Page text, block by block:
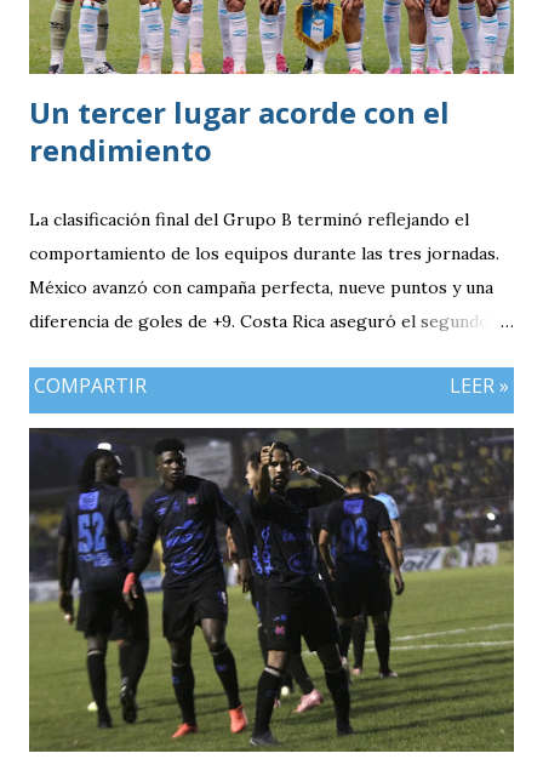
Un tercer lugar acorde con el
rendimiento
La clasificación final del Grupo B terminó reflejando el
comportamiento de los equipos durante las tres jornadas.
México avanzó con campaña perfecta, nueve puntos y una
diferencia de goles de +9. Costa Rica aseguró el segundo
tres puntos y diferencia de -1, mientras Antigua y Barbuda
cerró sin sumar. ¿Por qué Guatemala terminó tercera y
dependió de otros resultados? Porque el equipo solo
consiguió imponer condiciones frente al rival más débil del
grupo. En los dos partidos que definían la clasificación fue
superado en posesión, producción ofensiva y generación de
ocasiones de gol. La goleada frente a México terminó
siendo la consecuencia más visible de una diferencia que ya
se había manifestado ante Costa Rica y que obligó a la
Bicolor a llegar a la última jornada pendiente de otros
resultados, particularmente del de Honduras vs. Panamá.
COMPARTIR LEER »